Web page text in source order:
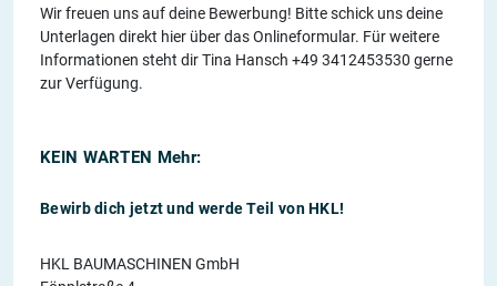
Wir freuen uns auf deine Bewerbung! Bitte schick uns deine
Unterlagen direkt hier über das Onlineformular. Für weitere
Informationen steht dir Tina Hansch +49 3412453530 gerne
zur Verfügung.
KEIN WARTEN Mehr:
Bewirb dich jetzt und werde Teil von HKL!
HKL BAUMASCHINEN GmbH